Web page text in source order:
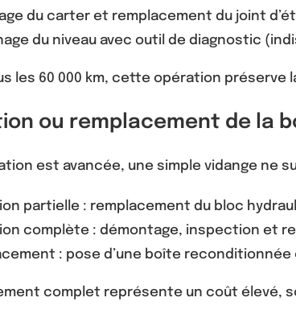
du carter et remplacement du joint
du niveau avec outil de diagnostic
les 60 000 km, cette opération
ou remplacement de la
est avancée, une simple vidange ne
partielle : remplacement du bloc
complète : démontage, inspection et
: pose d’une boîte reconditionnée
complet représente un coût élevé,